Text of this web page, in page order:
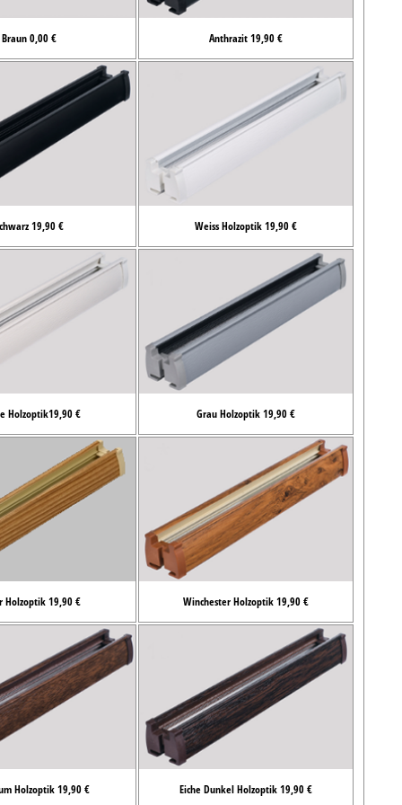
Braun 0,00 € Anthrazit 19,90 €
19,90 € Weiss Holzoptik 19,90 €
Holzoptik19,90 € Grau Holzoptik 19,90 €
Holzoptik 19,90 € Winchester Holzoptik 19,90 €
Holzoptik 19,90 € Eiche Dunkel Holzoptik 19,90 €